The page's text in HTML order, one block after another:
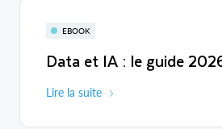
EBOOK
Data et IA : le guide
Lire la suite